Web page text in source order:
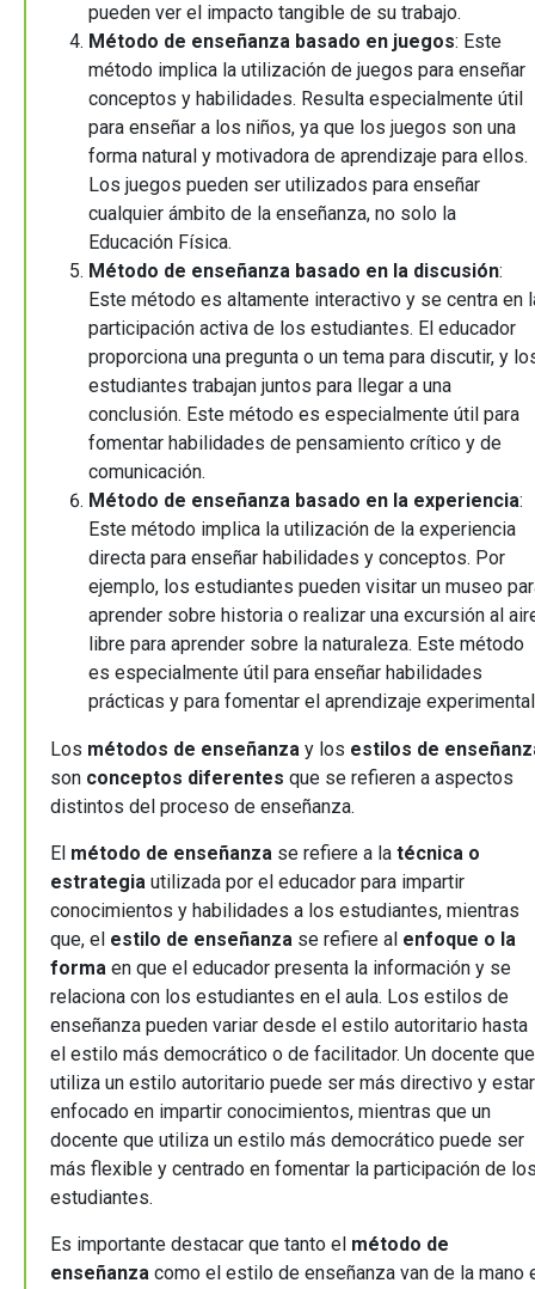
pueden ver el impacto tangible de su trabajo.
Método de enseñanza basado en juegos: Este
método implica la utilización de juegos para enseñar
conceptos y habilidades. Resulta especialmente útil
para enseñar a los niños, ya que los juegos son una
forma natural y motivadora de aprendizaje para ellos.
Los juegos pueden ser utilizados para enseñar
cualquier ámbito de la enseñanza, no solo la
Educación Física.
Método de enseñanza basado en la discusión:
Este método es altamente interactivo y se centra en
participación activa de los estudiantes. El educador
proporciona una pregunta o un tema para discutir, y
estudiantes trabajan juntos para llegar a una
conclusión. Este método es especialmente útil para
fomentar habilidades de pensamiento crítico y de
comunicación.
Método de enseñanza basado en la experiencia:
Este método implica la utilización de la experiencia
directa para enseñar habilidades y conceptos. Por
ejemplo, los estudiantes pueden visitar un museo
aprender sobre historia o realizar una excursión al
libre para aprender sobre la naturaleza. Este método
es especialmente útil para enseñar habilidades
prácticas y para fomentar el aprendizaje
Los métodos de enseñanza y los estilos de
son conceptos diferentes que se refieren a aspectos
distintos del proceso de enseñanza.
El método de enseñanza se refiere a la técnica o
estrategia utilizada por el educador para impartir
conocimientos y habilidades a los estudiantes, mientras
que, el estilo de enseñanza se refiere al enfoque o la
forma en que el educador presenta la información y se
relaciona con los estudiantes en el aula. Los estilos de
enseñanza pueden variar desde el estilo autoritario hasta
el estilo más democrático o de facilitador. Un docente que
utiliza un estilo autoritario puede ser más directivo y estar
enfocado en impartir conocimientos, mientras que un
docente que utiliza un estilo más democrático puede ser
más flexible y centrado en fomentar la participación de
estudiantes.
Es importante destacar que tanto el método de
enseñanza como el estilo de enseñanza van de la mano